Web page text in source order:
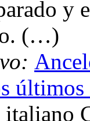
y
(…)